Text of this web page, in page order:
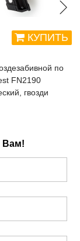
КУПИТЬ
по
FN2190
гвозди
Вам!